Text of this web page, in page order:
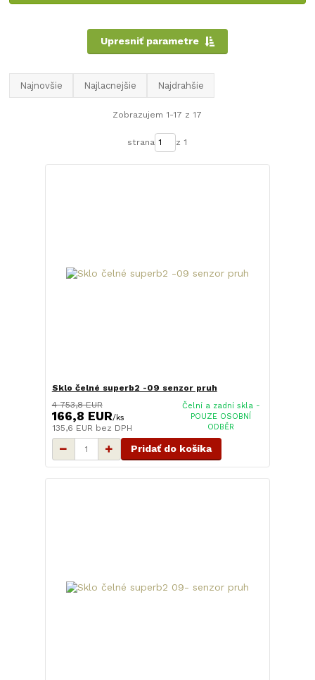
Upresniť parametre
Najnovšie Najlacnejšie Najdrahšie
Zobrazujem 1-17 z 17
strana z 1
Sklo čelné superb2 -09 senzor pruh
4 753,8 EUR
166,8 EUR/ks
135,6 EUR bez DPH
Čelní a zadní skla -
POUZE OSOBNÍ
ODBĚR
Pridať do košíka